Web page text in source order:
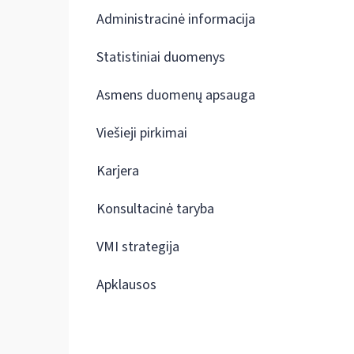
Administracinė informacija
Statistiniai duomenys
Asmens duomenų apsauga
Viešieji pirkimai
Karjera
Konsultacinė taryba
VMI strategija
Apklausos